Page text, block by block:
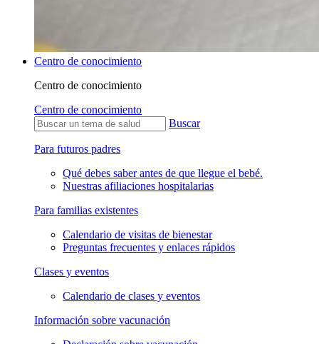
Centro de conocimiento
Centro de conocimiento
Centro de conocimiento
Buscar
Para futuros padres
Qué debes saber antes de que llegue el bebé.
Nuestras afiliaciones hospitalarias
Para familias existentes
Calendario de visitas de bienestar
Preguntas frecuentes y enlaces rápidos
Clases y eventos
Calendario de clases y eventos
Información sobre vacunación